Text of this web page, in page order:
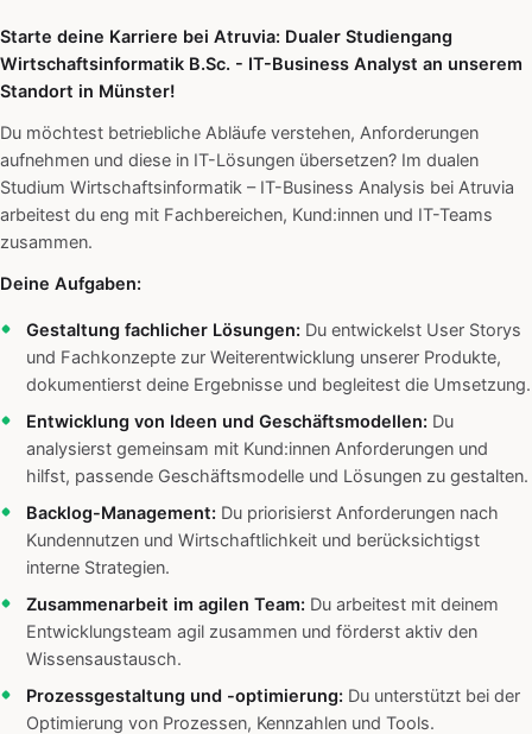
Starte deine Karriere bei Atruvia: Dualer Studiengang
Wirtschaftsinformatik B.Sc. - IT-Business Analyst an unserem
Standort in Münster!
Du möchtest betriebliche Abläufe verstehen, Anforderungen
aufnehmen und diese in IT-Lösungen übersetzen? Im dualen
Studium Wirtschaftsinformatik – IT-Business Analysis bei Atruvia
arbeitest du eng mit Fachbereichen, Kund:innen und IT-Teams
zusammen.
Deine Aufgaben:
Gestaltung fachlicher Lösungen: Du entwickelst User Storys
und Fachkonzepte zur Weiterentwicklung unserer Produkte,
dokumentierst deine Ergebnisse und begleitest die Umsetzung.
Entwicklung von Ideen und Geschäftsmodellen: Du
analysierst gemeinsam mit Kund:innen Anforderungen und
hilfst, passende Geschäftsmodelle und Lösungen zu gestalten.
Backlog-Management: Du priorisierst Anforderungen nach
Kundennutzen und Wirtschaftlichkeit und berücksichtigst
interne Strategien.
Zusammenarbeit im agilen Team: Du arbeitest mit deinem
Entwicklungsteam agil zusammen und förderst aktiv den
Wissensaustausch.
Prozessgestaltung und -optimierung: Du unterstützt bei der
Optimierung von Prozessen, Kennzahlen und Tools.